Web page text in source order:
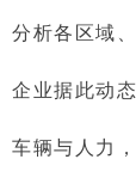
分析各区域
企业据此动
车辆与人力